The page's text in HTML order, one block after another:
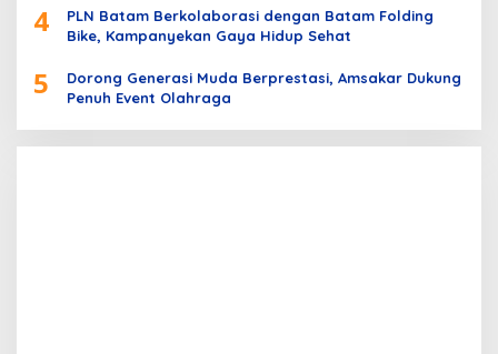
4
PLN Batam Berkolaborasi dengan Batam Folding
Bike, Kampanyekan Gaya Hidup Sehat
5
Dorong Generasi Muda Berprestasi, Amsakar Dukung
Penuh Event Olahraga